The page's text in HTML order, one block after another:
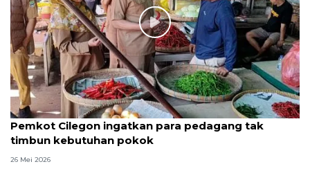
Pemkot Cilegon ingatkan para pedagang tak
timbun kebutuhan pokok
26 Mei 2026